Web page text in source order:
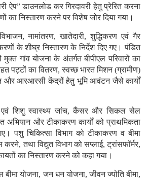
ऐप” डाउनलोड कर गिरदावरी हेतु प्रेरित करना
का निस्तारण करने पर विशेष जोर दिया गया।
नामांतरण, खातेदारी, शुद्धिकरण एवं गैर
के शीघ्र निस्तारण के निर्देश दिए गए। पंडित
मुक्त गांव योजना के अंतर्गत बीपीएल परिवारों का
पट्टों का वितरण, स्वच्छ भारत मिशन (ग्रामीण)
और आरआरसी केंद्रों हेतु भूमि आवंटन जैसे कार्यों
एवं शिशु स्वास्थ्य जांच, कैंसर और सिकल सेल
अभियान और टीकाकरण कार्यों को प्राथमिकता
पशु चिकित्सा विभाग को टीकाकरण व बीमा
तथा विद्युत विभाग को सप्लाई, ट्रांसफॉर्मर,
का निस्तारण करने को कहा गया।
योजना, जन धन योजना, जीवन ज्योति बीमा,